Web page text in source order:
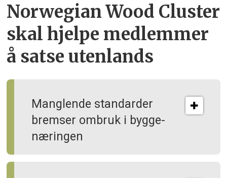
Norwegian Wood Cluster
skal hjelpe medlemmer
å satse utenlands
Manglende standarder
bremser ombruk i bygge­
næringen